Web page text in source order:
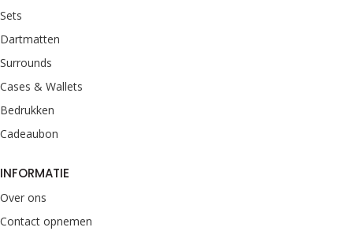
Sets
Dartmatten
Surrounds
Cases & Wallets
Bedrukken
Cadeaubon
INFORMATIE
Over ons
Contact opnemen